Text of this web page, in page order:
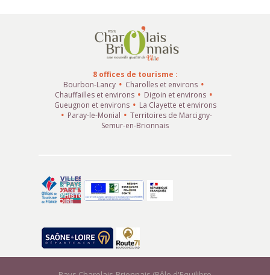
8 offices de tourisme :
Bourbon-Lancy
Charolles et environs
Chauffailles et environs
Digoin et environs
Gueugnon et environs
La Clayette et environs
Paray-le-Monial
Territoires de Marcigny-
Semur-en-Brionnais